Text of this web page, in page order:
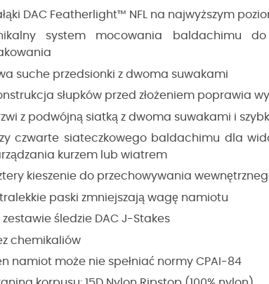
DAC Featherlight™ NFL na najwyższym
system mocowania baldachimu
suche przedsionki z dwoma suwakami
słupków przed złożeniem poprawia
z podwójną siatką z dwoma suwakami i
czwarte siateczkowego baldachimu dla
kurzem lub wiatrem
kieszenie do przechowywania
paski zmniejszają wagę namiotu
zestawie śledzie DAC J-Stakes
chemikaliów
namiot może nie spełniać normy CPAI-84